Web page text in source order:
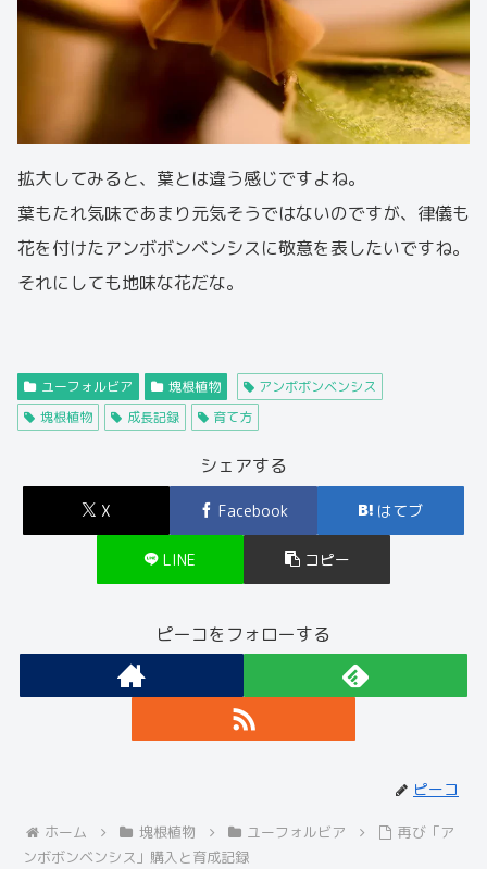
拡大してみると、葉とは違う感じですよね。
葉もたれ気味であまり元気そうではないのですが、律儀も
花を付けたアンボボンベンシスに敬意を表したいですね。
それにしても地味な花だな。
ユーフォルビア 塊根植物
アンボボンベンシス
塊根植物
成長記録 育て方
シェアする
X Facebook はてブ
LINE コピー
ピーコをフォローする
ピーコ
ホーム 塊根植物 ユーフォルビア
再び「ア
ンボボンベンシス」購入と育成記録